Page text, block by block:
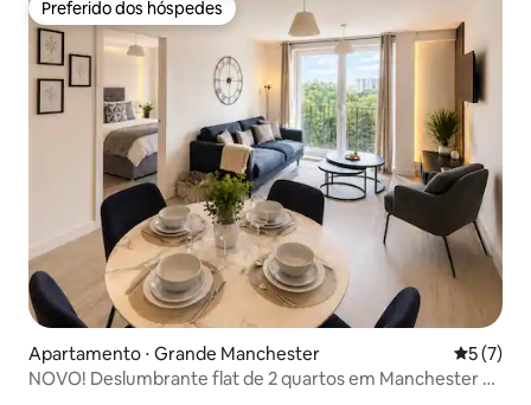
Preferido dos hóspedes
Preferido dos hóspedes
Apartamento ⋅ Grande Manchester 5 de
5 (7)
NOVO! Deslumbrante flat de 2 quartos em Manchester +